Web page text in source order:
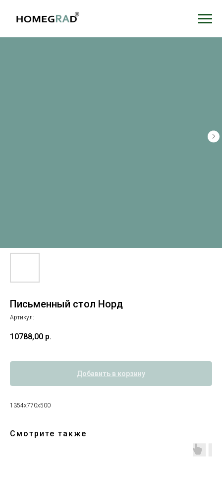
Письменный стол Норд
Артикул:
10788,00 р.
Добавить в корзину
1354х770х500
Смотрите также